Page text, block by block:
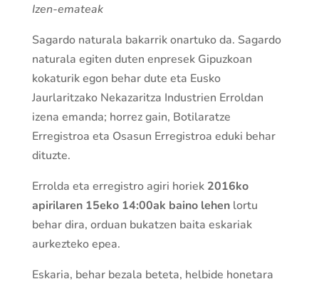
Izen-emateak
Sagardo naturala bakarrik onartuko da. Sagardo
naturala egiten duten enpresek Gipuzkoan
kokaturik egon behar dute eta Eusko
Jaurlaritzako Nekazaritza Industrien Erroldan
izena emanda; horrez gain, Botilaratze
Erregistroa eta Osasun Erregistroa eduki behar
dituzte.
Errolda eta erregistro agiri horiek 2016ko
apirilaren 15eko 14:00ak baino lehenlortu
behar dira, orduan bukatzen baita eskariak
aurkezteko epea.
Eskaria, behar bezala beteta, helbide honetara